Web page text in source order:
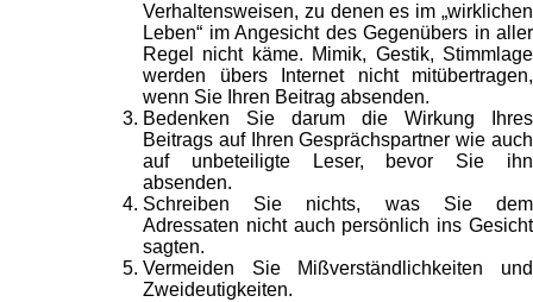
Verhaltensweisen, zu denen es im „wirklichen
Leben“ im Angesicht des Gegenübers in aller
Regel nicht käme. Mimik, Gestik, Stimmlage
werden übers Internet nicht mitübertragen,
wenn Sie Ihren Beitrag absenden.
Bedenken Sie darum die Wirkung Ihres
Beitrags auf Ihren Gesprächspartner wie auch
auf unbeteiligte Leser, bevor Sie ihn
absenden.
Schreiben Sie nichts, was Sie dem
Adressaten nicht auch persönlich ins Gesicht
sagten.
Vermeiden Sie Mißverständlichkeiten und
Zweideutigkeiten.